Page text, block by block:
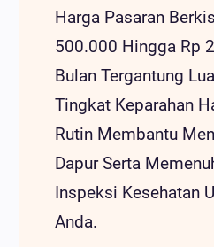
Harga Pasaran
500.000 Hingga Rp
Bulan Tergantung
Tingkat Keparahan
Rutin Membantu
Dapur Serta
Inspeksi Kesehatan
Anda.